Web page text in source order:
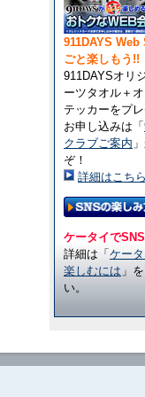
911DAYS Web
ごと楽しもう!!
911DAYSオリ
ーツタオル＋
テッカーをプ
お申し込みは「
クラブご案内
ぞ！
詳細はこちら
ケータイでSNS
詳細は「 ケー
楽しむには 」
い。